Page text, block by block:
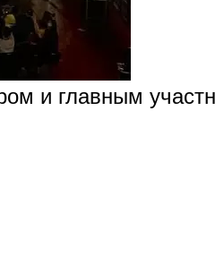
и главным